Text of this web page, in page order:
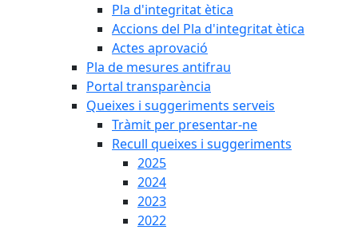
Pla d'integritat ètica
Accions del Pla d'integritat ètica
Actes aprovació
Pla de mesures antifrau
Portal transparència
Queixes i suggeriments serveis
Tràmit per presentar-ne
Recull queixes i suggeriments
2025
2024
2023
2022